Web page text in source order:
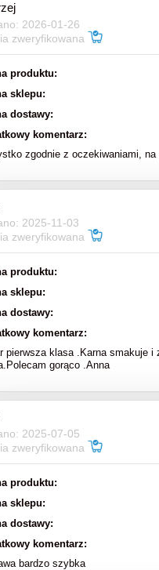
2026-01-26
zweryfikowana
produktu:
sklepu:
dostawy:
komentarz:
zgodnie z oczekiwaniami, na
2025-11-03
zweryfikowana
produktu:
sklepu:
dostawy:
komentarz:
pierwsza klasa .Karna smakuje i
gorąco .Anna
2025-07-05
zweryfikowana
produktu:
sklepu:
dostawy:
komentarz:
bardzo szybka